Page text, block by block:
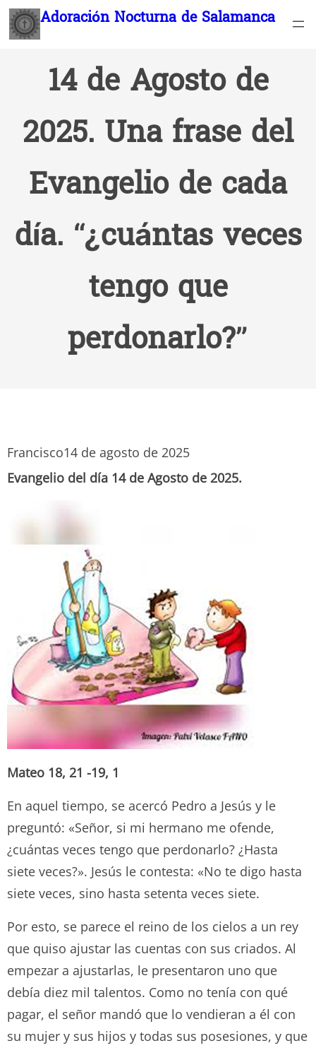
Saltar Adoración Nocturna de Salamanca
14 de Agosto de
2025. Una frase del
Evangelio de cada
día. “¿cuántas veces
tengo que
perdonarlo?”
Francisco14 de agosto de 2025
Evangelio del día 14 de Agosto de 2025.
Mateo 18, 21 -19, 1
En aquel tiempo, se acercó Pedro a Jesús y le
preguntó: «Señor, si mi hermano me ofende,
¿cuántas veces tengo que perdonarlo? ¿Hasta
siete veces?». Jesús le contesta: «No te digo hasta
siete veces, sino hasta setenta veces siete.
Por esto, se parece el reino de los cielos a un rey
que quiso ajustar las cuentas con sus criados. Al
empezar a ajustarlas, le presentaron uno que
debía diez mil talentos. Como no tenía con qué
pagar, el señor mandó que lo vendieran a él con
su mujer y sus hijos y todas sus posesiones, y que